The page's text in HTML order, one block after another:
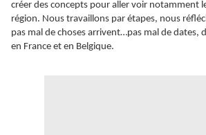
créer des concepts pour aller voir notamment
région. Nous travaillons par étapes, nous
pas mal de choses arrivent…pas mal de dates,
en France et en Belgique.